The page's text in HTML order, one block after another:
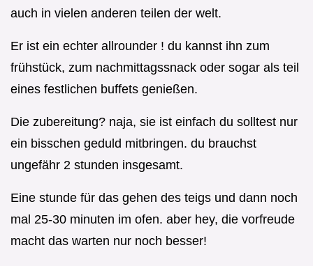
auch in vielen anderen teilen der welt.
Er ist ein echter allrounder ! du kannst ihn zum
frühstück, zum nachmittagssnack oder sogar als teil
eines festlichen buffets genießen.
Die zubereitung? naja, sie ist einfach du solltest nur
ein bisschen geduld mitbringen. du brauchst
ungefähr 2 stunden insgesamt.
Eine stunde für das gehen des teigs und dann noch
mal 25-30 minuten im ofen. aber hey, die vorfreude
macht das warten nur noch besser!